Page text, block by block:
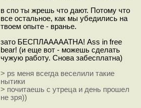
в спо ты жрешь что дают. Потому что
все остальное, как мы убедились на
твоем опыте - вранье.
зато БЕСПЛАААААТНА! Ass in free
bear! (и еще вот - можешь сделать
чужую работу. Снова забесплатна)
> ps меня всегда веселили такие
нытики
> почитаешь с утреца и день прошел
не зря))